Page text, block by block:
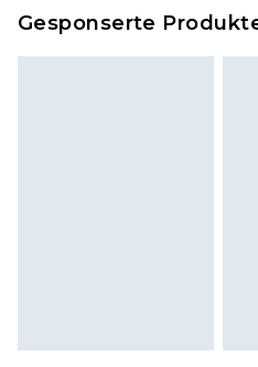
Klickehierum unsere
Gesponserte